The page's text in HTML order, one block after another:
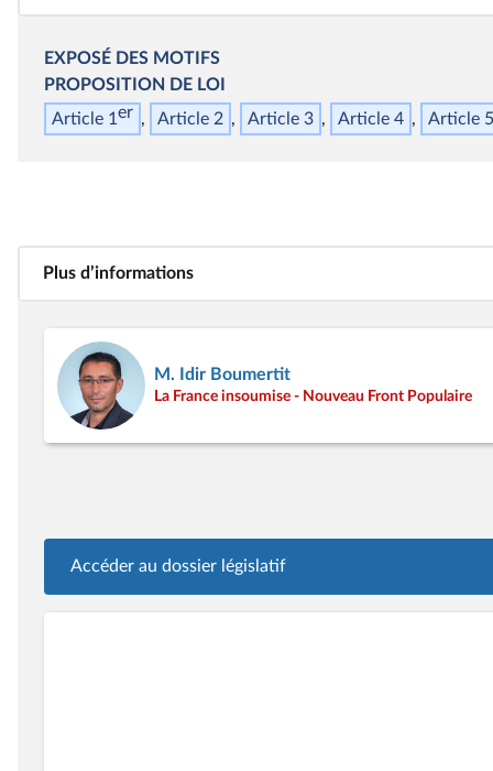
EXPOSÉ DES MOTIFS
PROPOSITION DE LOI
Article 1er Article 2 Article 3 Article 4 Article 5
Plus d’informations
M. Idir Boumertit
La France insoumise - Nouveau Front Populaire
Accéder au dossier législatif